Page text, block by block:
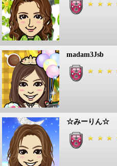
madam3Jsb
☆みーりん☆